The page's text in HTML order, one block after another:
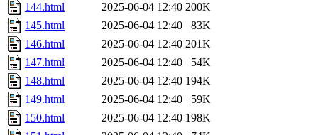
144.html
2025-06-04 12:40 200K
145.html
2025-06-04 12:40
83K
146.html
2025-06-04 12:40 201K
147.html
2025-06-04 12:40
54K
148.html
2025-06-04 12:40 194K
149.html
2025-06-04 12:40
59K
150.html
2025-06-04 12:40 198K